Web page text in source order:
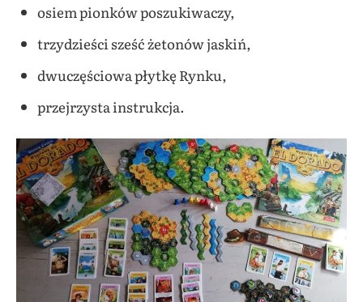
osiem pionków poszukiwaczy,
trzydzieści sześć żetonów jaskiń,
dwuczęściowa płytkę Rynku,
przejrzysta instrukcja.